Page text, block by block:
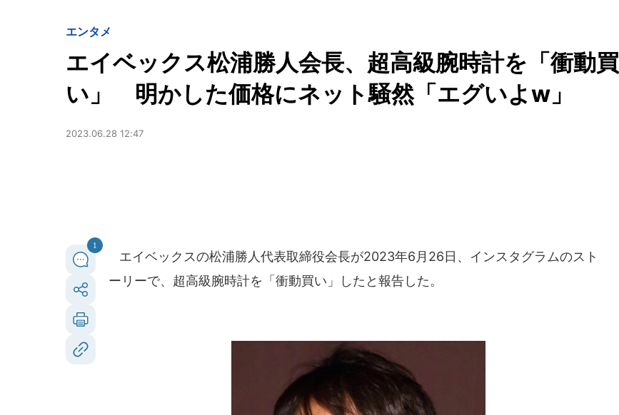
エンタメ
エイベックス松浦勝人会長、超高級腕時計を「衝動買
い」 明かした価格にネット騒然「エグいよw」
2023.06.28 12:47
1
エイベックスの松浦勝人代表取締役会長が2023年6月26日、インスタグラムのスト
ーリーで、超高級腕時計を「衝動買い」したと報告した。